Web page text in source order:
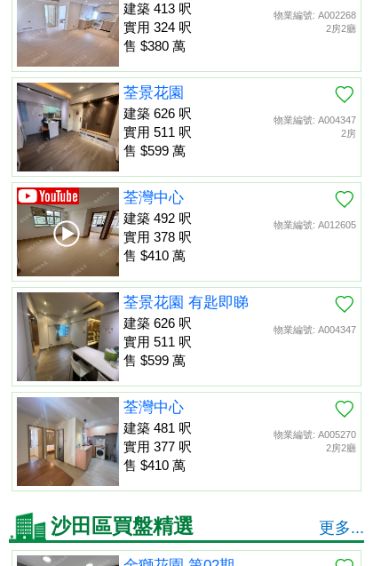
物業編號: A002268
2房2廳
建築 413 呎
實用 324 呎
售 $380 萬
物業編號: A004347
2房
荃景花園
建築 626 呎
實用 511 呎
售 $599 萬
物業編號: A012605
荃灣中心
建築 492 呎
實用 378 呎
售 $410 萬
物業編號: A004347
荃景花園 有匙即睇
建築 626 呎
實用 511 呎
售 $599 萬
物業編號: A005270
2房2廳
荃灣中心
建築 481 呎
實用 377 呎
售 $410 萬
沙田區買盤精選 更多...